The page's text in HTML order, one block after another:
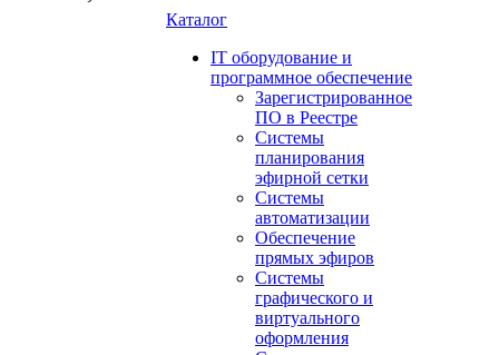
Каталог
IT оборудование и
программное обеспечение
Зарегистрированное
ПО в Реестре
Системы
планирования
эфирной сетки
Системы
автоматизации
Обеспечение
прямых эфиров
Системы
графического и
виртуального
оформления